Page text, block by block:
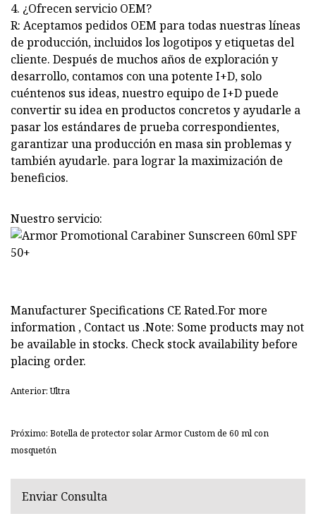
4. ¿Ofrecen servicio OEM?
R: Aceptamos pedidos OEM para todas nuestras líneas
de producción, incluidos los logotipos y etiquetas del
cliente. Después de muchos años de exploración y
desarrollo, contamos con una potente I+D, solo
cuéntenos sus ideas, nuestro equipo de I+D puede
convertir su idea en productos concretos y ayudarle a
pasar los estándares de prueba correspondientes,
garantizar una producción en masa sin problemas y
también ayudarle. para lograr la maximización de
beneficios.
Nuestro servicio:
Manufacturer Specifications CE Rated.For more
information , Contact us .Note: Some products may not
be available in stocks. Check stock availability before
placing order.
Anterior: Ultra
Próximo: Botella de protector solar Armor Custom de 60 ml con
mosquetón
Enviar Consulta